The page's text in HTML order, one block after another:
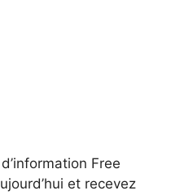
Free
et recevez